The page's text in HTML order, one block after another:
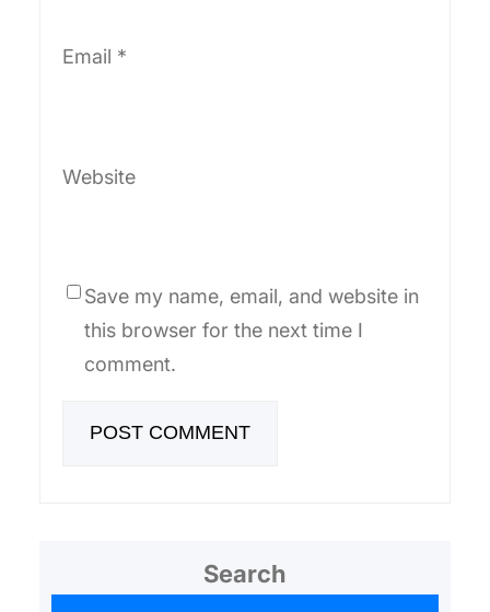
Email *
Website
Save my name, email, and website in
this browser for the next time I
comment.
Search